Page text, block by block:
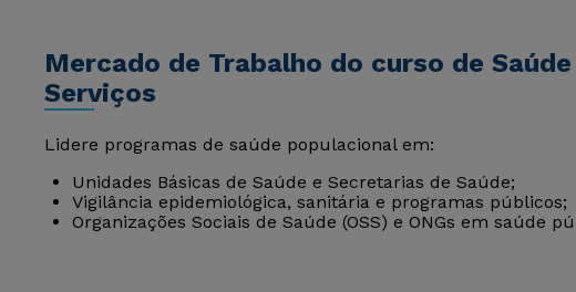
Mercado de Trabalho do curso de
Serviços
Lidere programas de saúde populacional em:
Unidades Básicas de Saúde e Secretarias de Saúde;
Vigilância epidemiológica, sanitária e programas públicos;
Organizações Sociais de Saúde (OSS) e ONGs em saúde